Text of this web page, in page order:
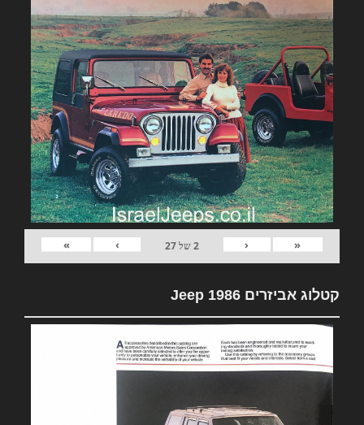
«
‹
2של27
›
»
קטלוג אביזרים Jeep 1986